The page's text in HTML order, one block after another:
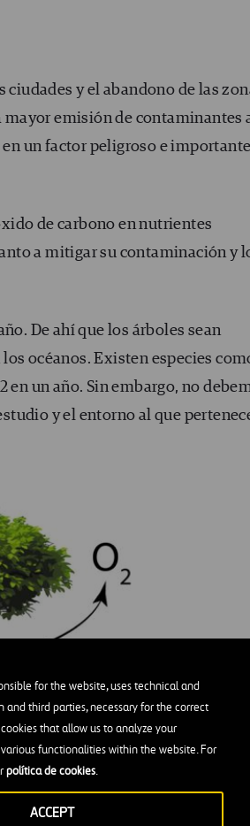
for the website, uses technical and
and third parties, necessary for the correct
that allow us to analyze your
functionalities within the website. For
política de cookies.
ACCEPT
y el abandono de las
mayor emisión de contaminantes
un factor peligroso e
de carbono en nutrientes
a mitigar su contaminación y
De ahí que los árboles sean
los océanos. Existen especies
en un año. Sin embargo, no
y el entorno al que